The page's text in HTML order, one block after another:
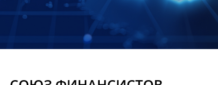
Контакты